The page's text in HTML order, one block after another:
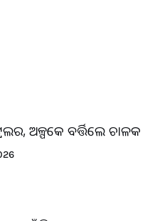
ଅଳ୍ପକେ ବର୍ତ୍ତିଲେ ଚାଳକ